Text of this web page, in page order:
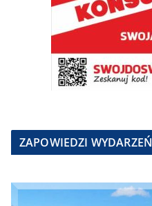
ZAPOWIEDZI WYDARZEŃ